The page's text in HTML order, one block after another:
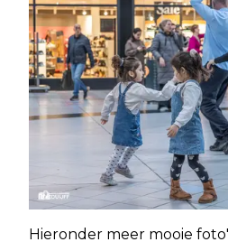
Hieronder meer mooie